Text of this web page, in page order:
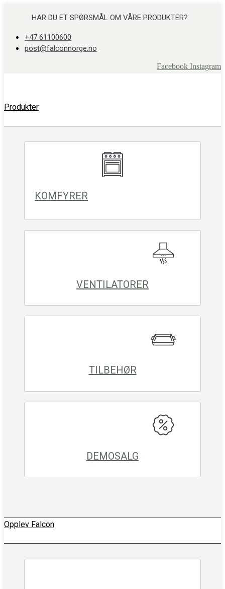
HAR DU ET SPØRSMÅL OM VÅRE PRODUKTER?
+47 61100600
post@falconnorge.no
Facebook Instagram
Produkter
KOMFYRER
VENTILATORER
TILBEHØR
DEMOSALG
Opplev Falcon